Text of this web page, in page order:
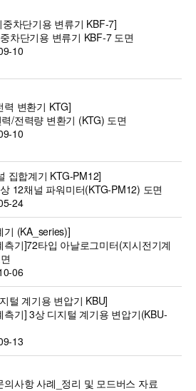
차단기용 변류기 KBF-7]
차단기용 변류기 KBF-7 도면
10
력 변환기 KTG]
/전력량 변환기 (KTG) 도면
10
집합계기 KTG-PM12]
12채널 파워미터(KTG-PM12) 도면
24
기 (KA_series)]
측기]72타입 아날로그미터(지시전기계
06
털 계기용 변압기 KBU]
측기] 3상 디지털 계기용 변압기(KBU-
13
의사항 사례_정리 및 모드버스 자료